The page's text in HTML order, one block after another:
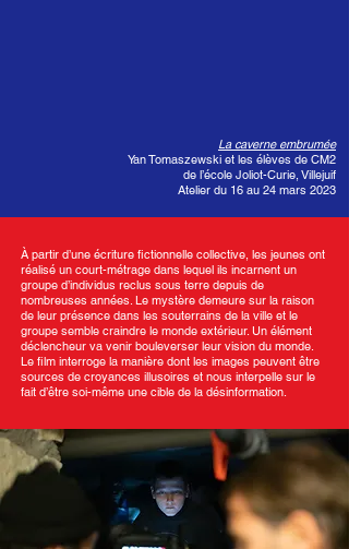
La caverne embrumée
Yan Tomaszewski et les élèves de CM2
de l’école Joliot-Curie, Villejuif
Atelier du 16 au 24 mars 2023
À partir d’une écriture fictionnelle collective, les jeunes ont
réalisé un court-métrage dans lequel ils incarnent un
groupe d’individus reclus sous terre depuis de
nombreuses années. Le mystère demeure sur la raison
de leur présence dans les souterrains de la ville et le
groupe semble craindre le monde extérieur. Un élément
déclencheur va venir bouleverser leur vision du monde.
Le film interroge la manière dont les images peuvent être
sources de croyances illusoires et nous interpelle sur le
fait d’être soi-même une cible de la désinformation.